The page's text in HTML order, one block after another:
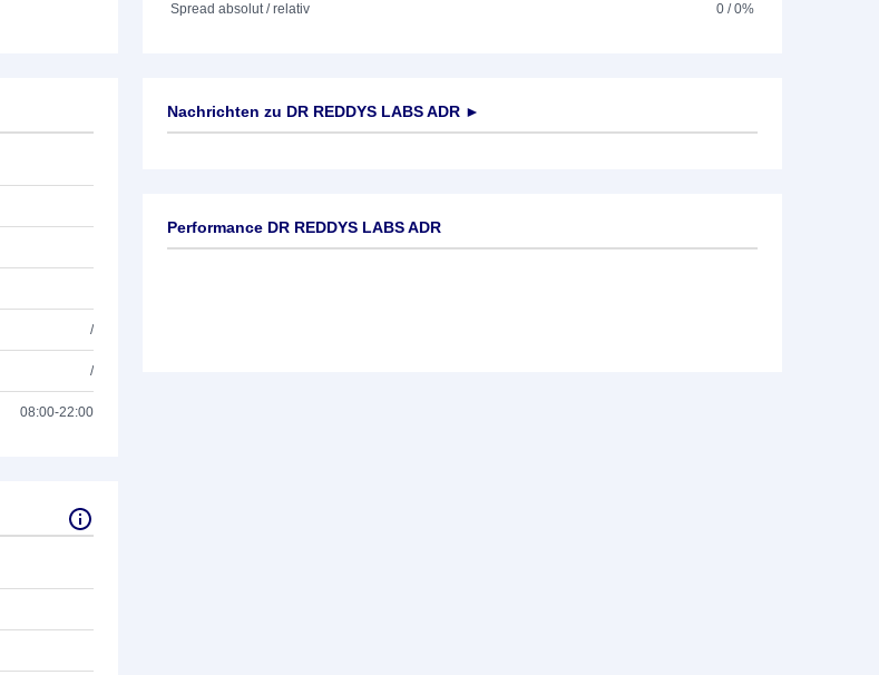
Spread absolut / relativ
0 / 0%
/
/
08:00-22:00
Nachrichten zu DR REDDYS LABS ADR ►
Performance DR REDDYS LABS ADR